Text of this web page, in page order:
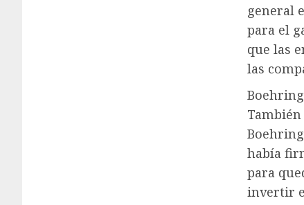
general
para el
que las
las
había
para
invertir